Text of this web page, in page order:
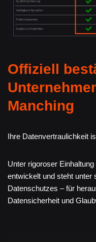
Offiziell
Manching
Ihre Datenvertraulichkeit
Unter rigoroser
entwickelt und steht unter
Datenschutzes – für
Datensicherheit und